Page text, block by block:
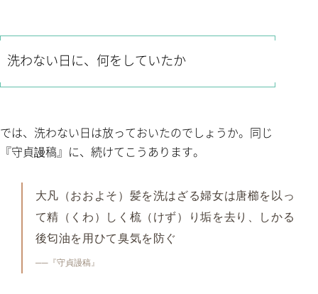
洗わない日に、何をしていたか
では、洗わない日は放っておいたのでしょうか。同じ
『守貞謾稿』に、続けてこうあります。
大凡（おおよそ）髪を洗はざる婦女は唐櫛を以っ
て精（くわ）しく梳（けず）り垢を去り、しかる
後匂油を用ひて臭気を防ぐ
──『守貞謾稿』